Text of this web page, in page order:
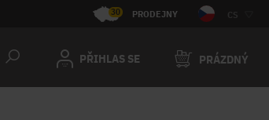
30 PRODEJNY CS
PŘIHLAS SE PRÁZDNÝ